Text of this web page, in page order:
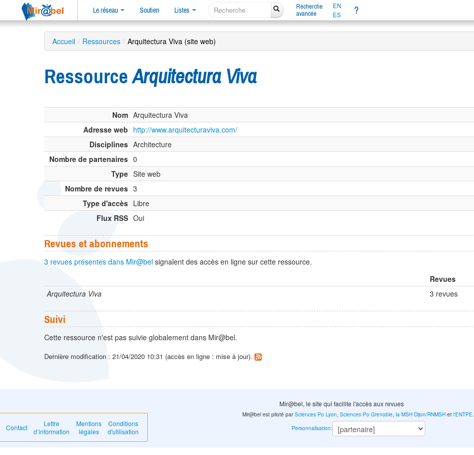
Le réseau Soutien Listes
Recherche
avancée
EN
ES
?
Accueil / Ressources / Arquitectura Viva (site web)
RessourceArquitectura Viva
Nom Arquitectura Viva
Adresse web http://www.arquitecturaviva.com/
Disciplines Architecture
Nombre de partenaires 0
Type Site web
Nombre de revues 3
Type d'accès Libre
Flux RSS Oui
Revues et abonnements
3 revues présentes dans Mir@bel signalent des accès en ligne sur cette ressource.
Revues
Arquitectura Viva
3 revues
Suivi
Cette ressource n'est pas suivie globalement dans Mir@bel.
Dernière modification : 21/04/2020 10:31 (accès en ligne : mise à jour).
Mir@bel, le site qui facilite l'accès aux revues
Contact
Lettre
d’information
Mentions
légales
Conditions
d'utilisation
Mir@bel est piloté parSciences Po Lyon,Sciences Po Grenoble,la MSH Dijon/RNMSH etl'ENTPE.
Personnalisation: